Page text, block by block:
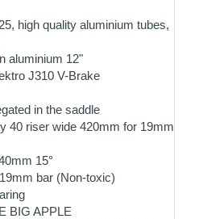
high quality aluminium tubes,
aluminium 12"
J310 V-Brake
in the saddle
40 riser wide 420mm for 19mm
15°
bar (Non-toxic)
BIG APPLE